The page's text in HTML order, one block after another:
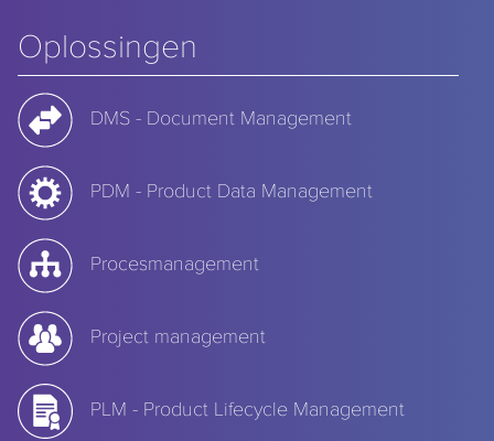
Oplossingen
DMS - Document Management
PDM - Product Data Management
Procesmanagement
Project management
PLM - Product Lifecycle Management